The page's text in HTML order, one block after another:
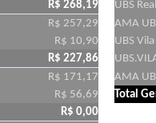
R$ 268,19 UBS
R$ 257,29 AMA
R$ 10,90 UBS
R$ 227,86
R$ 171,17 AMA
R$ 56,69 Total
R$ 0,00